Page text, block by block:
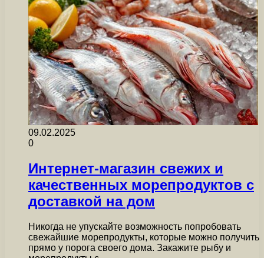
09.02.2025
0
Интернет-магазин свежих и
качественных морепродуктов с
доставкой на дом
Никогда не упускайте возможность попробовать
свежайшие морепродукты, которые можно получить
прямо у порога своего дома. Закажите рыбу и